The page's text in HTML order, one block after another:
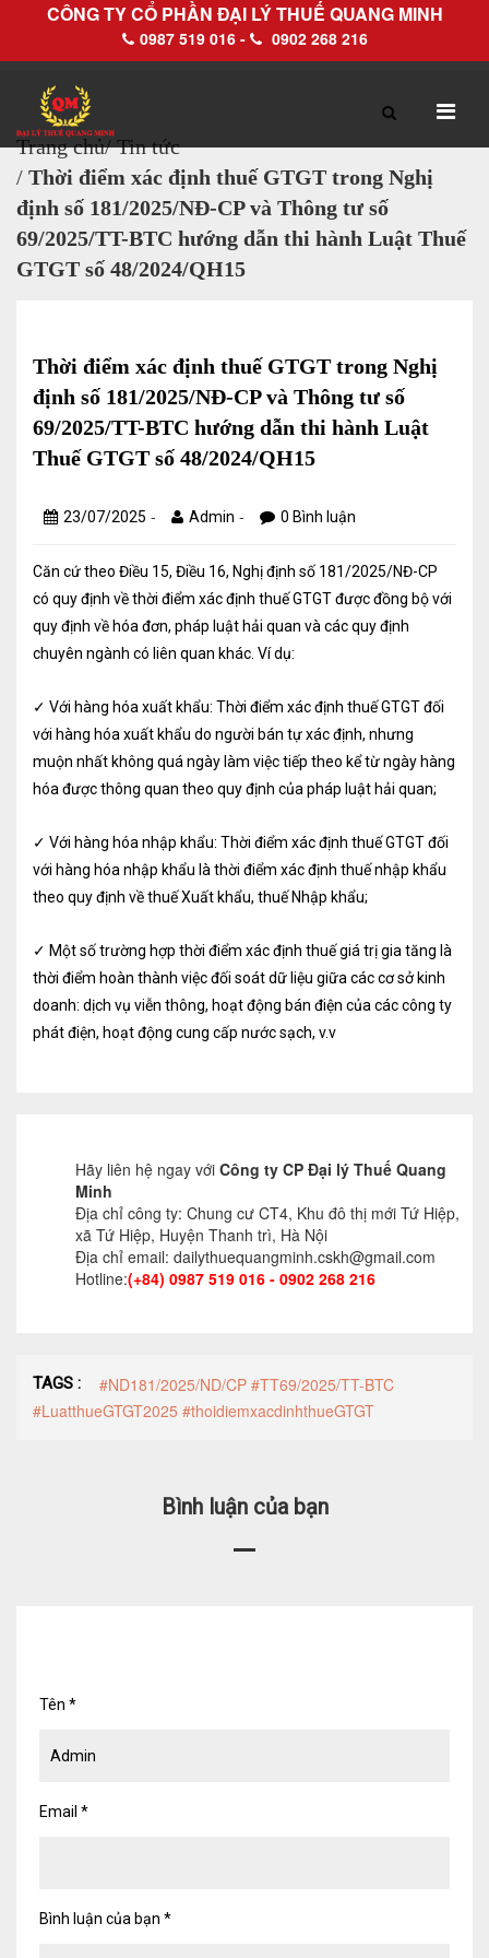
CÔNG TY CỔ PHẦN ĐẠI LÝ THUẾ QUANG MINH
0987 519 016 - 0902 268 216
TRANG CHỦ GIỚI THIỆU
Hồ sơ pháp lý
Hồ sơ năng lực
DỊCH VỤ
Dịch vụ Đại lý thuế
Làm thủ tục về thuế trọn gói
Kiểm soát rủi ro về thuế
Lập hồ sơ ban đầu
Tư vấn thuế
Dịch vụ Đại lý thuế khác
Dịch vụ Kế toán
Giám sát kế toán
Hoàn thiện sổ sách và quyết toán thuế
Tư vấn kế toán
Dịch vụ Doanh nghiệp
Thành lập mới Doanh nghiệp, hộ cá thể
Thay đổi Giấy phép Đăng ký Kinh Doanh
Bảo hiểm Xã hội
Dịch vụ Kiểm toán
Thi công, lắp đặt nhôm kính
Trang chủ/ Tin tức
/ Thời điểm xác định thuế GTGT trong Nghị
định số 181/2025/NĐ-CP và Thông tư số
69/2025/TT-BTC hướng dẫn thi hành Luật Thuế
GTGT số 48/2024/QH15
Thời điểm xác định thuế GTGT trong Nghị
định số 181/2025/NĐ-CP và Thông tư số
69/2025/TT-BTC hướng dẫn thi hành Luật
Thuế GTGT số 48/2024/QH15
23/07/2025 - Admin - 0 Bình luận
Căn cứ theo Điều 15, Điều 16, Nghị định số 181/2025/NĐ-CP
có quy định về thời điểm xác định thuế GTGT được đồng bộ với
quy định về hóa đơn, pháp luật hải quan và các quy định
chuyên ngành có liên quan khác. Ví dụ:
✓ Với hàng hóa xuất khẩu: Thời điểm xác định thuế GTGT đối
với hàng hóa xuất khẩu do người bán tự xác định, nhưng
muộn nhất không quá ngày làm việc tiếp theo kể từ ngày hàng
hóa được thông quan theo quy định của pháp luật hải quan;
✓ Với hàng hóa nhập khẩu: Thời điểm xác định thuế GTGT đối
với hàng hóa nhập khẩu là thời điểm xác định thuế nhập khẩu
theo quy định về thuế Xuất khẩu, thuế Nhập khẩu;
✓ Một số trường hợp thời điểm xác định thuế giá trị gia tăng là
thời điểm hoàn thành việc đối soát dữ liệu giữa các cơ sở kinh
doanh: dịch vụ viễn thông, hoạt động bán điện của các công ty
phát điện, hoạt động cung cấp nước sạch, v.v
Hãy liên hệ ngay với Công ty CP Đại lý Thuế Quang
Minh
Địa chỉ công ty: Chung cư CT4, Khu đô thị mới Tứ Hiệp,
xã Tứ Hiệp, Huyện Thanh trì, Hà Nội
Địa chỉ email: dailythuequangminh.cskh@gmail.com
Hotline:(+84) 0987 519 016 - 0902 268 216
TAGS :
#ND181/2025/ND/CP #TT69/2025/TT-BTC
#LuatthueGTGT2025 #thoidiemxacdinhthueGTGT
Bình luận của bạn
Tên *
Email *
Bình luận của bạn *